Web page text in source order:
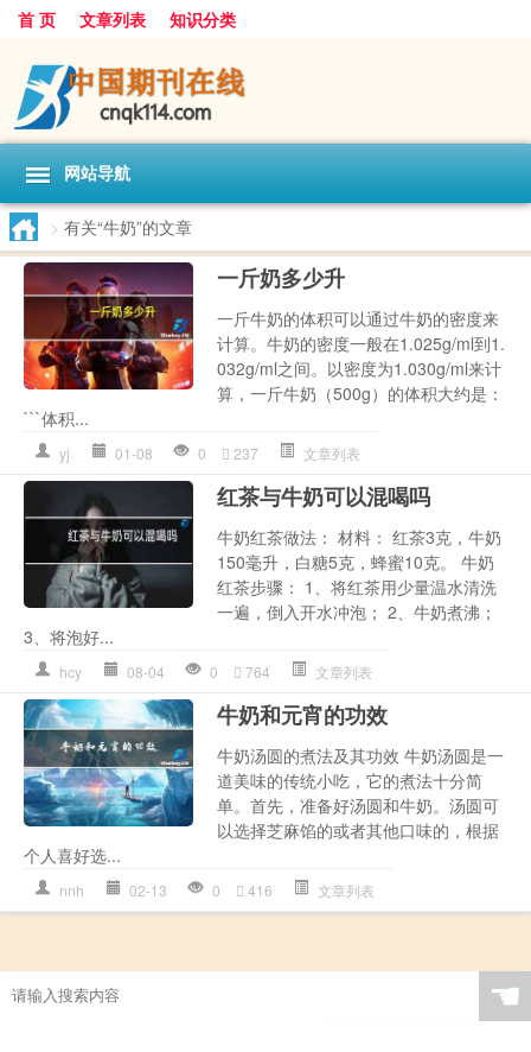
首 页 文章列表 知识分类
网站导航
> 有关“牛奶”的文章
一斤奶多少升
一斤牛奶的体积可以通过牛奶的密度来
计算。牛奶的密度一般在1.025g/ml到1.
032g/ml之间。以密度为1.030g/ml来计
算，一斤牛奶（500g）的体积大约是：
```体积...
yj 01-08 0 237 文章列表
红茶与牛奶可以混喝吗
牛奶红茶做法： 材料： 红茶3克，牛奶
150毫升，白糖5克，蜂蜜10克。 牛奶
红茶步骤： 1、将红茶用少量温水清洗
一遍，倒入开水冲泡； 2、牛奶煮沸；
3、将泡好...
hcy 08-04 0 764 文章列表
牛奶和元宵的功效
牛奶汤圆的煮法及其功效 牛奶汤圆是一
道美味的传统小吃，它的煮法十分简
单。首先，准备好汤圆和牛奶。汤圆可
以选择芝麻馅的或者其他口味的，根据
个人喜好选...
nnh 02-13 0 416 文章列表
☚